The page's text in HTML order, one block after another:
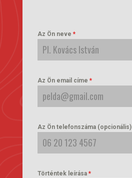
Az Ön neve *
Az Ön email címe *
Az Ön telefonszáma (opcionális)
Történtek leírása *